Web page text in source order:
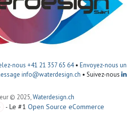
nous +41 21 357 65 64• Envoyez-nous un
info@waterdesign.ch • Suivez-nous
© 2025,Waterdesign.ch
- Le #1Open Source eCommerce